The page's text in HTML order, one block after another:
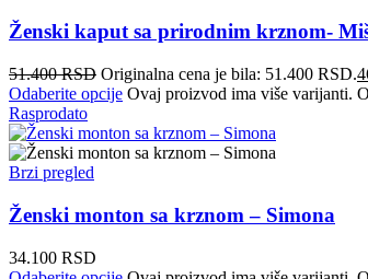
Ženski kaput sa prirodnim krznom-
51.400RSD Originalna cena je bila: 51.400 RSD.
Odaberite opcije Ovaj proizvod ima više varijanti.
Rasprodato
Brzi pregled
Ženski monton sa krznom – Simona
34.100 RSD